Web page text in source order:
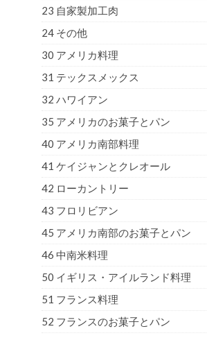
23 自家製加工肉
24 その他
30 アメリカ料理
31 テックスメックス
32 ハワイアン
35 アメリカのお菓子とパン
40 アメリカ南部料理
41 ケイジャンとクレオール
42 ローカントリー
43 フロリビアン
45 アメリカ南部のお菓子とパン
46 中南米料理
50 イギリス・アイルランド料理
51 フランス料理
52 フランスのお菓子とパン